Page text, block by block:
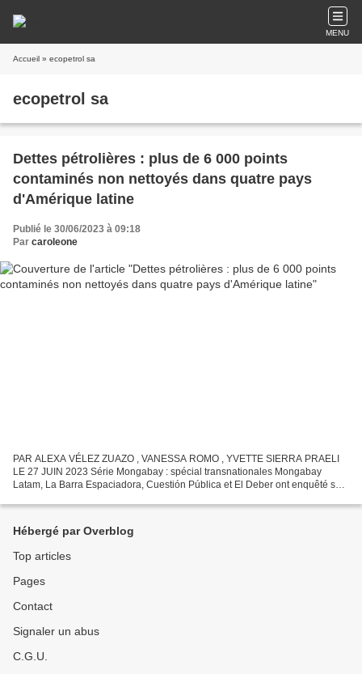
MENU
Accueil » ecopetrol sa
ecopetrol sa
Dettes pétrolières : plus de 6 000 points
contaminés non nettoyés dans quatre pays
d'Amérique latine
Publié le 30/06/2023 à 09:18
Par caroleone
PAR ALEXA VÉLEZ ZUAZO , VANESSA ROMO , YVETTE SIERRA PRAELI
LE 27 JUIN 2023 Série Mongabay : spécial transnationales Mongabay
Latam, La Barra Espaciadora, Cuestión Pública et El Deber ont enquêté sur
Hébergé par Overblog
Top articles
Pages
Contact
Signaler un abus
C.G.U.